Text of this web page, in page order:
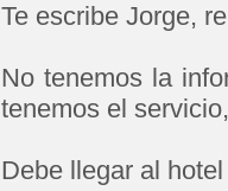
Te escribe Jorge,
No tenemos la
tenemos el
Debe llegar al